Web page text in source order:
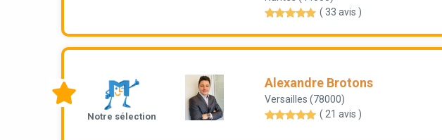
( 33 avis )
Notre sélection
Alexandre Brotons
Versailles (78000)
( 21 avis )